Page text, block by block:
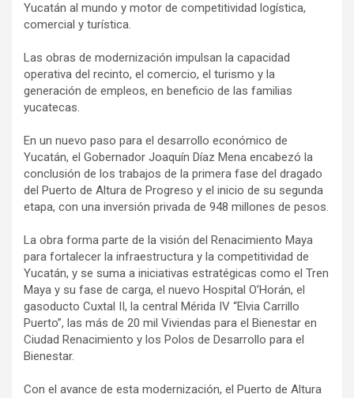
Yucatán al mundo y motor de competitividad logística,
comercial y turística.
Las obras de modernización impulsan la capacidad
operativa del recinto, el comercio, el turismo y la
generación de empleos, en beneficio de las familias
yucatecas.
En un nuevo paso para el desarrollo económico de
Yucatán, el Gobernador Joaquín Díaz Mena encabezó la
conclusión de los trabajos de la primera fase del dragado
del Puerto de Altura de Progreso y el inicio de su segunda
etapa, con una inversión privada de 948 millones de pesos.
La obra forma parte de la visión del Renacimiento Maya
para fortalecer la infraestructura y la competitividad de
Yucatán, y se suma a iniciativas estratégicas como el Tren
Maya y su fase de carga, el nuevo Hospital O’Horán, el
gasoducto Cuxtal II, la central Mérida IV “Elvia Carrillo
Puerto”, las más de 20 mil Viviendas para el Bienestar en
Ciudad Renacimiento y los Polos de Desarrollo para el
Bienestar.
Con el avance de esta modernización, el Puerto de Altura